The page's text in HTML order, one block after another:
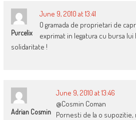
Purcelix
June 9, 2010 at 13:41
O gramada de proprietari de
exprimat in legatura cu bursa lui
solidaritate !
Adrian Cosmin
June 9, 2010 at 13:46
@Cosmin Coman
Pornesti de la o supozitie,